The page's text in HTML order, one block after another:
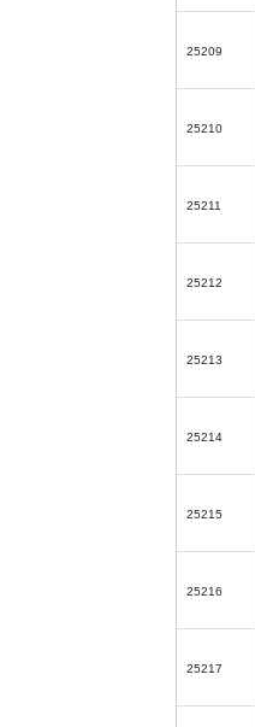
25209
25210
25211
25212
25213
25214
25215
25216
25217